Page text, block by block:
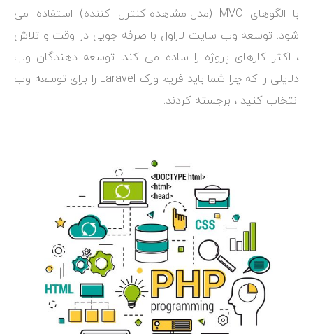
با الگوهای MVC (مدل-مشاهده-کنترل کننده) استفاده می
شود. توسعه وب سایت لاراول با صرفه جویی در وقت و تلاش
، اکثر کارهای پروژه را ساده می کند. توسعه دهندگان وب
دلایلی را که چرا شما باید فریم ورک Laravel را برای توسعه وب
انتخاب کنید ، برجسته کردند.